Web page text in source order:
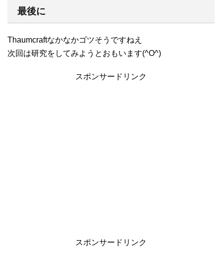
最後に
Thaumcraftなかなかゴツそうですねえ
次回は研究をしてみようとおもいます(^O^)
スポンサードリンク
スポンサードリンク